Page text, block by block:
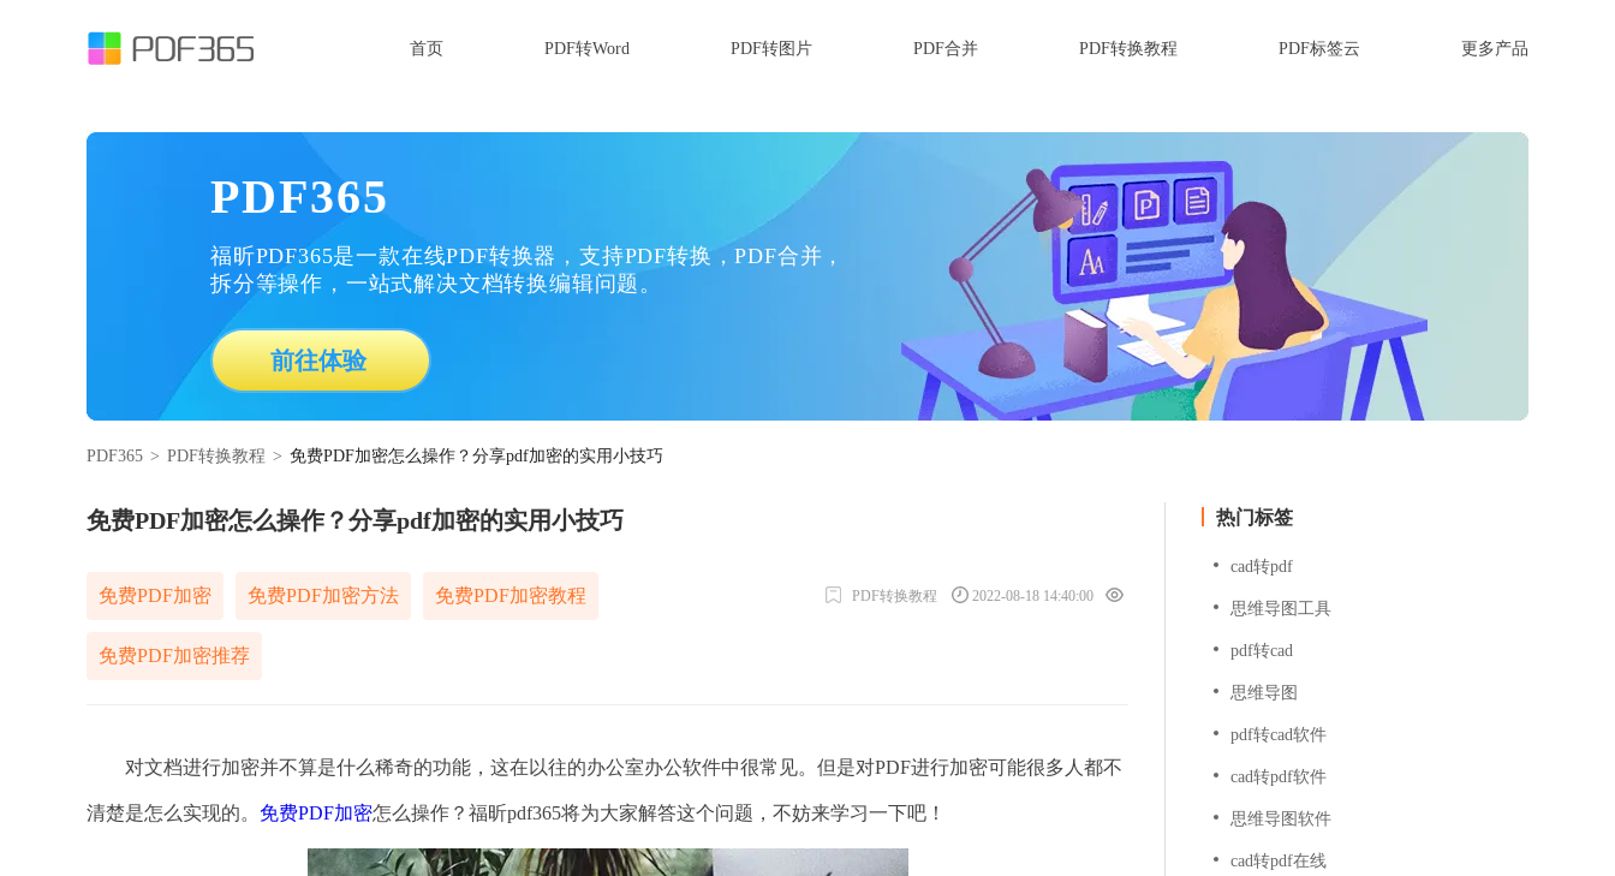
首页 PDF转Word PDF转图片 PDF合并 PDF转换教程 PDF标签云 更多产品
PDF365
福昕PDF365是一款在线PDF转换器，支持PDF转换，PDF合并，
拆分等操作，一站式解决文档转换编辑问题。
前往体验
PDF365 > PDF转换教程 > 免费PDF加密怎么操作？分享pdf加密的实用小技巧
免费PDF加密怎么操作？分享pdf加密的实用小技巧
免费PDF加密 免费PDF加密方法 免费PDF加密教程
免费PDF加密推荐
PDF转换教程 2022-08-18 14:40:00
对文档进行加密并不算是什么稀奇的功能，这在以往的办公室办公软件中很常见。但是对PDF进行加密可能很多人都不
清楚是怎么实现的。 免费PDF加密怎么操作？福昕pdf365将为大家解答这个问题，不妨来学习一下吧！
热门标签
cad转pdf
思维导图工具
pdf转cad
思维导图
pdf转cad软件
cad转pdf软件
思维导图软件
cad转pdf在线